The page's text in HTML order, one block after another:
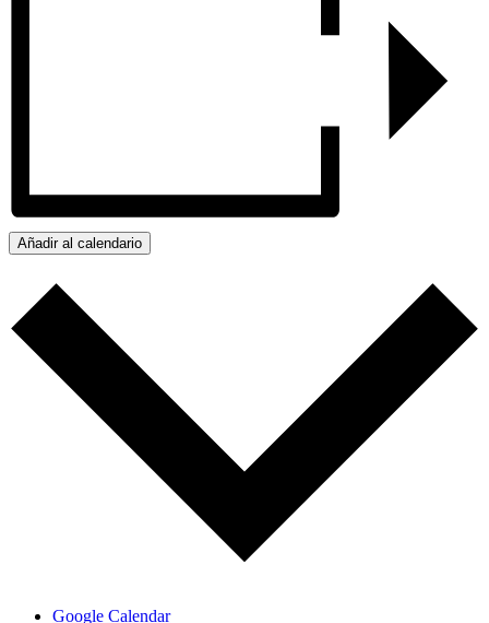
Añadir al calendario
Google Calendar